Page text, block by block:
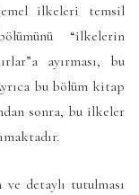
ilkeleri temsil
“ilkelerin
ayırması, bu
bu bölüm kitap
sonra, bu ilkeler
detaylı tutulması